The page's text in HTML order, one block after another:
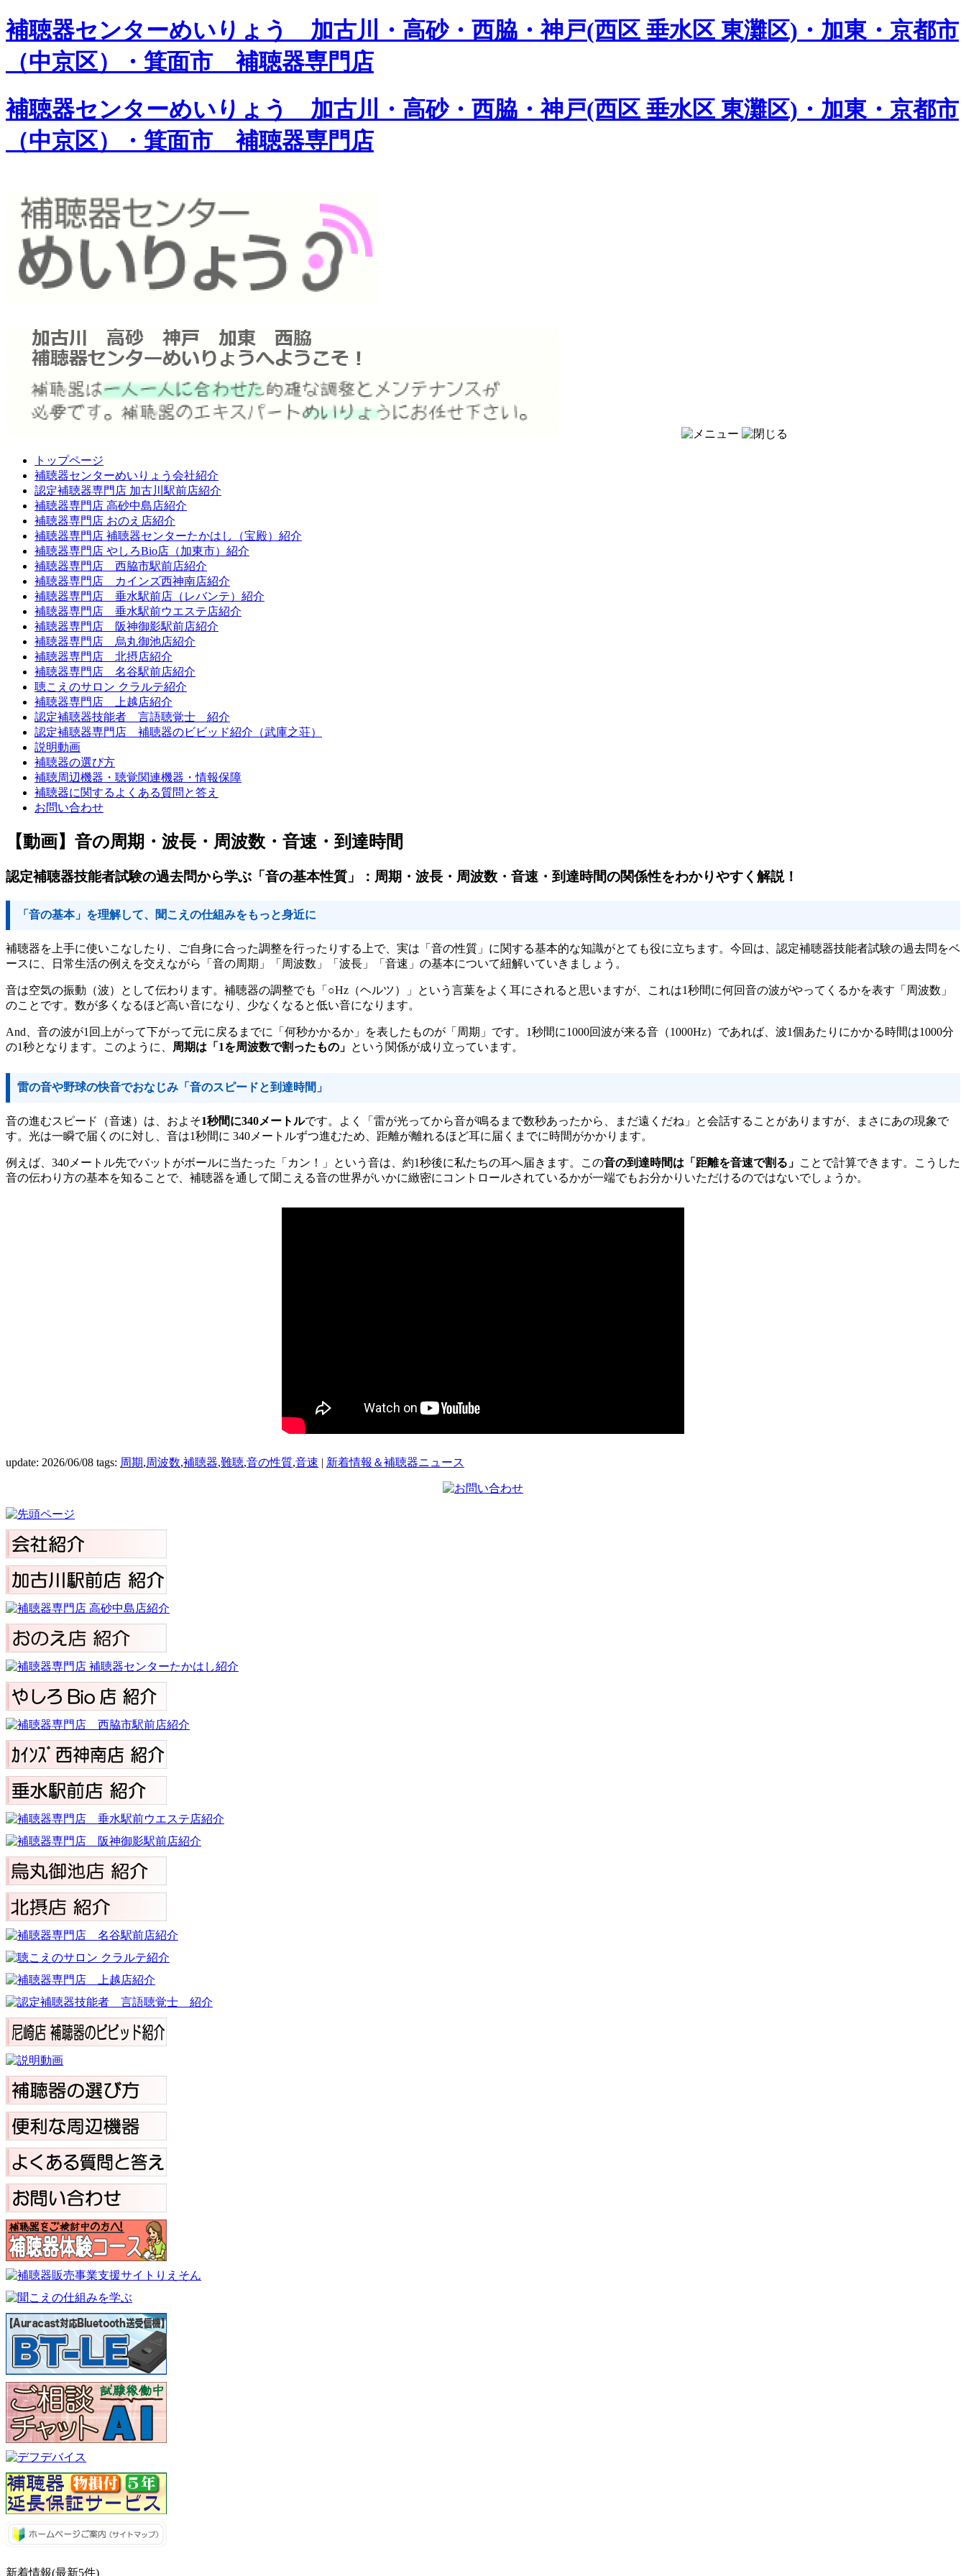
補聴器センターめいりょう 加古川・高砂・西脇・神戸(西区 垂水区 東灘区)・加東・京都市
（中京区）・箕面市 補聴器専門店
補聴器センターめいりょう 加古川・高砂・西脇・神戸(西区 垂水区 東灘区)・加東・京都市
（中京区）・箕面市 補聴器専門店
トップページ
補聴器センターめいりょう会社紹介
認定補聴器専門店 加古川駅前店紹介
補聴器専門店 高砂中島店紹介
補聴器専門店 おのえ店紹介
補聴器専門店 補聴器センターたかはし（宝殿）紹介
補聴器専門店 やしろBio店（加東市）紹介
補聴器専門店 西脇市駅前店紹介
補聴器専門店 カインズ西神南店紹介
補聴器専門店 垂水駅前店（レバンテ）紹介
補聴器専門店 垂水駅前ウエステ店紹介
補聴器専門店 阪神御影駅前店紹介
補聴器専門店 烏丸御池店紹介
補聴器専門店 北摂店紹介
補聴器専門店 名谷駅前店紹介
聴こえのサロン クラルテ紹介
補聴器専門店 上越店紹介
認定補聴器技能者 言語聴覚士 紹介
認定補聴器専門店 補聴器のビビッド紹介（武庫之荘）
説明動画
補聴器の選び方
補聴周辺機器・聴覚関連機器・情報保障
補聴器に関するよくある質問と答え
お問い合わせ
【動画】音の周期・波長・周波数・音速・到達時間
認定補聴器技能者試験の過去問から学ぶ「音の基本性質」：周期・波長・周波数・音速・到達時間の関係性をわかりやすく解説！
「音の基本」を理解して、聞こえの仕組みをもっと身近に
補聴器を上手に使いこなしたり、ご自身に合った調整を行ったりする上で、実は「音の性質」に関する基本的な知識がとても役に立ちます。今回は、認定補聴器技能者試験の過去問をベ
ースに、日常生活の例えを交えながら「音の周期」「周波数」「波長」「音速」の基本について紐解いていきましょう。
音は空気の振動（波）として伝わります。補聴器の調整でも「○Hz（ヘルツ）」という言葉をよく耳にされると思いますが、これは1秒間に何回音の波がやってくるかを表す「周波数」
のことです。数が多くなるほど高い音になり、少なくなると低い音になります。
And、音の波が1回上がって下がって元に戻るまでに「何秒かかるか」を表したものが「周期」です。1秒間に1000回波が来る音（1000Hz）であれば、波1個あたりにかかる時間は1000分
の1秒となります。このように、
周期は「1を周波数で割ったもの」 という関係が成り立っています。
雷の音や野球の快音でおなじみ「音のスピードと到達時間」
音の進むスピード（音速）は、およそ1秒間に340メートルです。よく「雷が光ってから音が鳴るまで数秒あったから、まだ遠くだね」と会話することがありますが、まさにあの現象で
す。光は一瞬で届くのに対し、音は1秒間に 340メートルずつ進むため、距離が離れるほど耳に届くまでに時間がかかります。
例えば、340メートル先でバットがボールに当たった「カン！」という音は、約1秒後に私たちの耳へ届きます。この音の到達時間は「距離を音速で割る」 ことで計算できます。こうした
音の伝わり方の基本を知ることで、補聴器を通して聞こえる音の世界がいかに緻密にコントロールされているかが一端でもお分かりいただけるのではないでしょうか。
update: 2026/06/08 tags: 周期,周波数,補聴器,難聴,音の性質,音速 | 新着情報＆補聴器ニュース
新着情報(最新5件)